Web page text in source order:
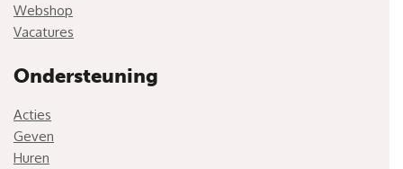
Webshop
Vacatures
Ondersteuning
Acties
Geven
Huren